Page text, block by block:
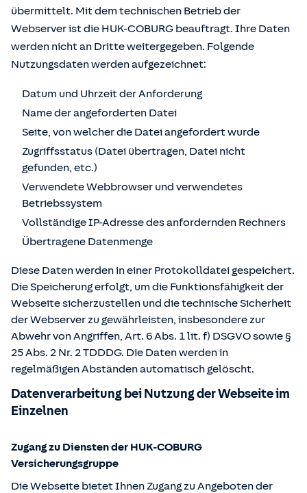
übermittelt. Mit dem technischen Betrieb der
Webserver ist die HUK-COBURG beauftragt. Ihre Daten
werden nicht an Dritte weitergegeben. Folgende
Nutzungsdaten werden aufgezeichnet:
Datum und Uhrzeit der Anforderung
Name der angeforderten Datei
Seite, von welcher die Datei angefordert wurde
Zugriffsstatus (Datei übertragen, Datei nicht
gefunden, etc.)
Verwendete Webbrowser und verwendetes
Betriebssystem
Vollständige IP-Adresse des anfordernden Rechners
Übertragene Datenmenge
Diese Daten werden in einer Protokolldatei gespeichert.
Die Speicherung erfolgt, um die Funktionsfähigkeit der
Webseite sicherzustellen und die technische Sicherheit
der Webserver zu gewährleisten, insbesondere zur
Abwehr von Angriffen, Art. 6 Abs. 1 lit. f) DSGVO sowie §
25 Abs. 2 Nr. 2 TDDDG. Die Daten werden in
regelmäßigen Abständen automatisch gelöscht.
Datenverarbeitung bei Nutzung der Webseite im
Einzelnen
Zugang zu Diensten der HUK-COBURG
Versicherungsgruppe
Die Webseite bietet Ihnen Zugang zu Angeboten der